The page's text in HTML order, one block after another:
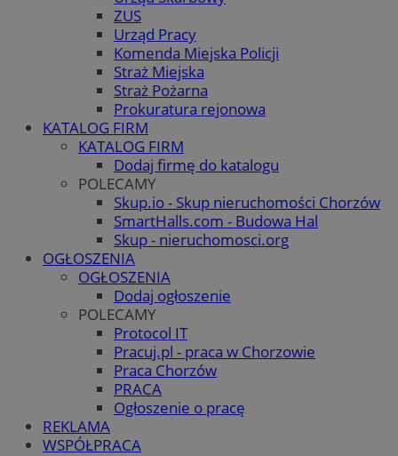
ZUS
Urząd Pracy
Komenda Miejska Policji
Straż Miejska
Straż Pożarna
Prokuratura rejonowa
KATALOG FIRM
KATALOG FIRM
Dodaj firmę do katalogu
POLECAMY
Skup.io - Skup nieruchomości Chorzów
SmartHalls.com - Budowa Hal
Skup - nieruchomosci.org
OGŁOSZENIA
OGŁOSZENIA
Dodaj ogłoszenie
POLECAMY
Protocol IT
Pracuj.pl - praca w Chorzowie
Praca Chorzów
PRACA
Ogłoszenie o pracę
REKLAMA
WSPÓŁPRACA